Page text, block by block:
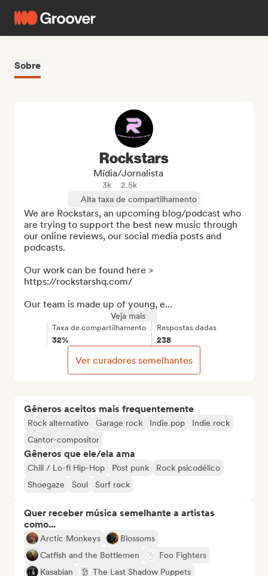
Sobre
Gêneros aceitos mais frequentemente
Rock alternativo Garage rock Indie pop
Indie rock
Cantor-compositor
Gêneros que ele/ela ama
Chill / Lo-fi Hip-Hop Post punk
Rock psicodélico
Shoegaze
Soul Surf rock
Quer receber música semelhante a artistas
como...
Arctic Monkeys
Blossoms
Catfish and the Bottlemen
Foo Fighters
Kasabian
The Last Shadow Puppets
Rockstars
Mídia/Jornalista
3k
2.5k
Alta taxa de compartilhamento
We are Rockstars, an upcoming blog/podcast who
are trying to support the best new music through
our online reviews, our social media posts and
podcasts.
Our work can be found here >
https://rockstarshq.com/
Our team is made up of young, e...
Veja mais
Taxa de compartilhamento
32%
Respostas dadas
238
Ver curadores semelhantes